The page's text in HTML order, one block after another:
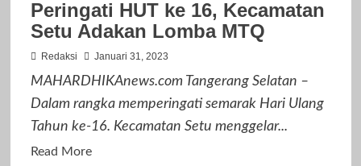
Peringati HUT ke 16, Kecamatan
Setu Adakan Lomba MTQ
Redaksi Januari 31, 2023
MAHARDHIKAnews.com Tangerang Selatan –
Dalam rangka memperingati semarak Hari Ulang
Tahun ke-16. Kecamatan Setu menggelar...
Read MoreRead